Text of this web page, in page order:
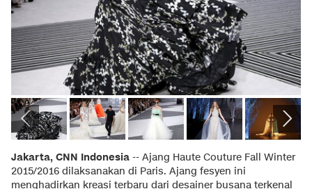
Jakarta, CNN Indonesia -- Ajang Haute Couture Fall Winter
2015/2016 dilaksanakan di Paris. Ajang fesyen ini
menghadirkan kreasi terbaru dari desainer busana terkenal